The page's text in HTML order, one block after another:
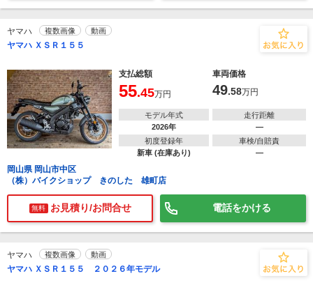
ヤマハ 複数画像 動画
ヤマハ ＸＳＲ１５５
支払総額 車両価格
55.45万円 49.58万円
モデル年式
2026年
走行距離
―
初度登録年
新車 (在庫あり)
車検/自賠責
―
岡山県 岡山市中区
（株）バイクショップ きのした 雄町店
無料 お見積り/お問合せ 電話をかける
ヤマハ 複数画像 動画
ヤマハ ＸＳＲ１５５ ２０２６年モデル